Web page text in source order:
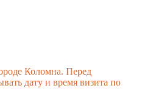
Коломна. Перед
дату и время визита по